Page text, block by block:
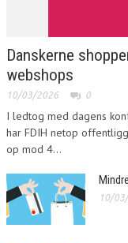
Danskerne
webshops
10/03/2026 0
I ledtog med dagens
har FDIH netop
op mod 4...
10/